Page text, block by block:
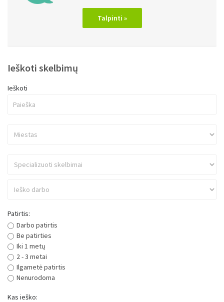
Talpinti »
Ieškoti skelbimų
Ieškoti
Patirtis:
Darbo patirtis
Be patirties
Iki 1 metų
2 - 3 metai
Ilgametė patirtis
Nenurodoma
Kas ieško: